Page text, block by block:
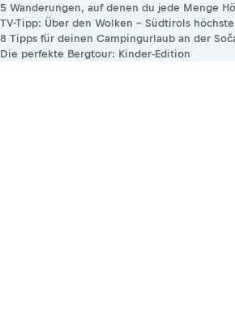
5 Wanderungen, auf denen du jede Menge
TV-Tipp: Über den Wolken – Südtirols
8 Tipps für deinen Campingurlaub an der
Die perfekte Bergtour: Kinder-Edition